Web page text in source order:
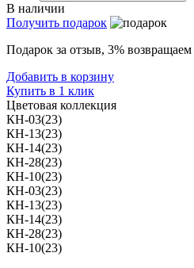
В наличии
Получить подарок
Подарок за отзыв, 3% возвращаем
Добавить в корзину
Купить в 1 клик
Цветовая коллекция
КН-03(23)
КН-13(23)
КН-14(23)
КН-28(23)
КН-10(23)
КН-03(23)
КН-13(23)
КН-14(23)
КН-28(23)
КН-10(23)